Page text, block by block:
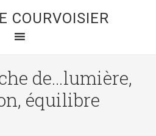
COURVOISIER
de…lumière,
équilibre